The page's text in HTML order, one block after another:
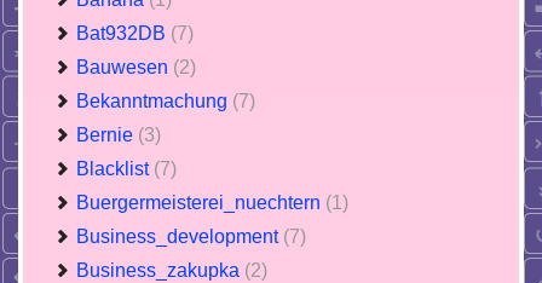
Bat932DB (7)
Bauwesen (2)
Bekanntmachung (7)
Bernie (3)
Blacklist (7)
Buergermeisterei_nuechtern (1)
Business_development (7)
Business_zakupka (2)